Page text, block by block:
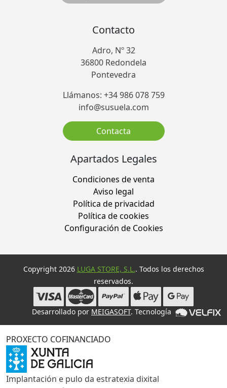
Contacto
Adro, Nº 32
36800 Redondela
Pontevedra
Llámanos: +34 986 078 759
info@susuela.com
Contacta
Apartados Legales
Condiciones de venta
Aviso legal
Política de privacidad
Política de cookies
Configuración de Cookies
Copyright 2026 LUGA STORE, S.L.. Todos los derechos
reservados.
Desarrollado por MEIGASOFT. Tecnología
PROXECTO COFINANCIADO
Implantación e pulo da estratexia dixital